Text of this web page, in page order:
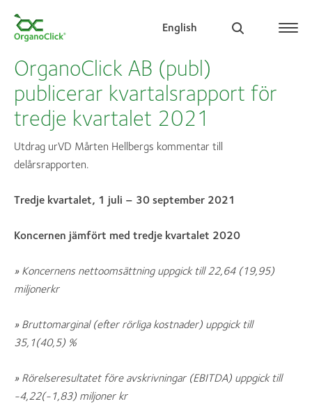
English
Search for:
OrganoClick AB (publ)
publicerar kvartalsrapport för
tredje kvartalet 2021
Utdrag urVD Mårten Hellbergs kommentar till
delårsrapporten.
Tredje kvartalet, 1 juli – 30 september 2021
Koncernen jämfört med tredje kvartalet 2020
» Koncernens nettoomsättning uppgick till 22,64 (19,95)
miljonerkr
» Bruttomarginal (efter rörliga kostnader) uppgick till
35,1(40,5) %
» Rörelseresultatet före avskrivningar (EBITDA) uppgick till
-4,22(-1,83) miljoner kr